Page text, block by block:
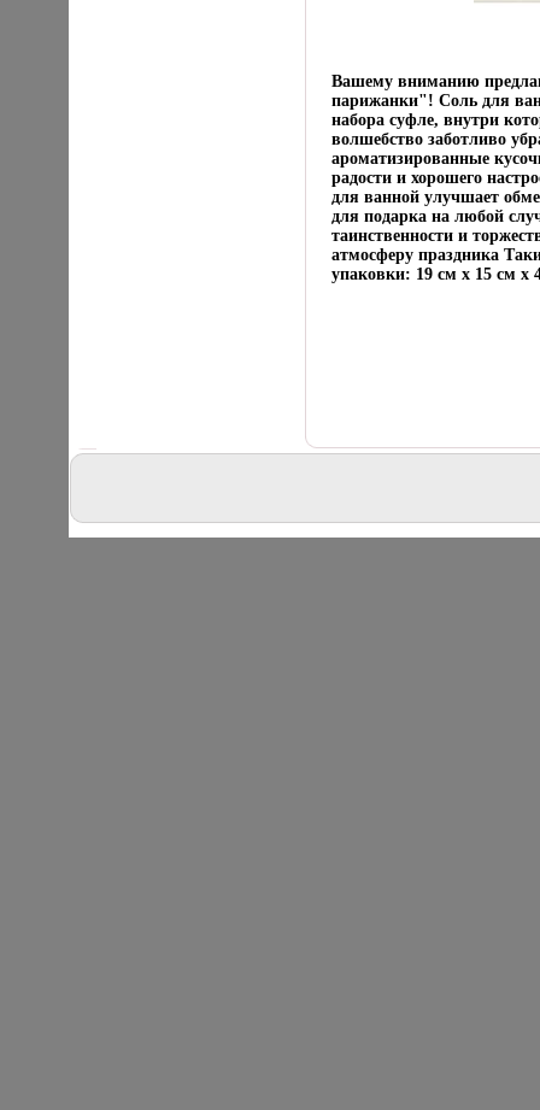
Вашему вниманию
парижанки"! Соль для
набора суфле, внутри
волшебство заботливо
ароматизированные
радости и хорошего
для ванной улучшает
для подарка на любой
таинственности и
атмосферу праздника
упаковки: 19 см х 15 см х